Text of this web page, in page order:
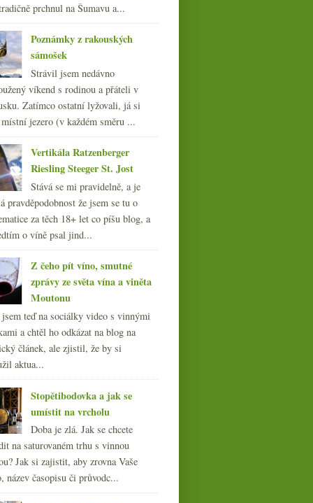
prchnul na Šumavu a...
Poznámky z rakouských
sámošek
Strávil jsem nedávno
víkend s rodinou a přáteli v
Zatímco ostatní lyžovali, já si
jezero (v každém směru ...
Vertikála Ratzenberger
Riesling Steeger St. Jost
Stává se mi pravidelně, a je
pravděpodobnost že jsem se tu o
za těch 18+ let co píšu blog, a
o víně psal jind...
Z čeho pít víno, smutné
zprávy ze světa vína a viněta
Moutonu
teď na sociálky video s vinnými
a chtěl ho odkázat na blog na
článek, ale zjistil, že by si
aktua...
Stopětibodovka a jak se
umístit na vrcholu
Doba je zlá. Jak se chcete
na saturovaném trhu s vinnou
Jak si zajistit, aby zrovna Vaše
název časopisu či průvodc...